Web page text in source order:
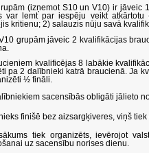
(izņemot S10 un V10) ir jāveic
var lemt par iespēju veikt
kritienu; 2) salauzis nūju savā
grupām jāveic 2 kvalifikācijas
kvalificējas 8 labākie
pa 2 dalībnieki katrā braucienā. Ja
½ fināli.
sacensībās obligāti jālieto
finišē bez aizsargķiveres, viņš tiek
tiek organizēts, ievērojot
uz sacensību norises dienu.